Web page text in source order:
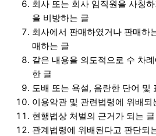
회사 또는 회사 임직원을 사칭
을 비방하는 글
회사에서 판매하였거나 판매하
매하는 글
같은 내용을 의도적으로 수 차
한 글
도배 또는 욕설, 음란한 단어 및
이용약관 및 관련법령에 위배되
현행법상 처벌의 근거가 되는 글
관계법령에 위배된다고 판단되